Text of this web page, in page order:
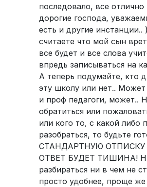
последовало, все
дорогие господа,
есть и другие инстанции..
считаете что мой сын
все будет и все слова
впредь записываться на
А теперь подумайте, кто
эту школу или нет..
и проф педагоги, может..
обратиться или
или кого то, с какой либо
разобраться, то будьте
СТАНДАРТНУЮ
ОТВЕТ БУДЕТ ТИШИНА!
разбираться ни в чем не
просто удобнее, проще